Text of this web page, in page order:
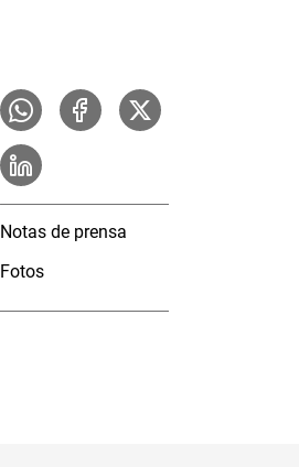
Notas de prensa
Fotos